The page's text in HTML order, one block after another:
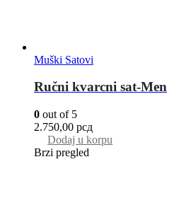
Muški Satovi
Ručni kvarcni sat-Men
0 out of 5
2.750,00 рсд
Dodaj u korpu
Brzi pregled